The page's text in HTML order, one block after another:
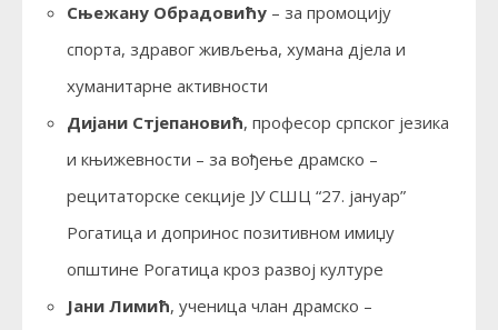
Сњежану Обрадовићу – за промоцију
спорта, здравог живљења, хумана дјела и
хуманитарне активности
Дијани Стјепановић, професор српског језика
и књижевности – за вођење драмско –
рецитаторске секције ЈУ СШЦ “27. јануар”
Рогатица и допринос позитивном имиџу
општине Рогатица кроз развој културе
Јани Лимић, ученица члан драмско –